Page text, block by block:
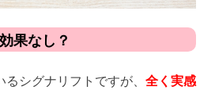
果なし？
シグナリフトですが、 全く実感